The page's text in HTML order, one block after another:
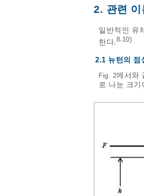
2. 관련 이
일반적인 유
한다.8-10)
2.1 뉴턴의 점
Fig. 2에서와
로 나눈 크기